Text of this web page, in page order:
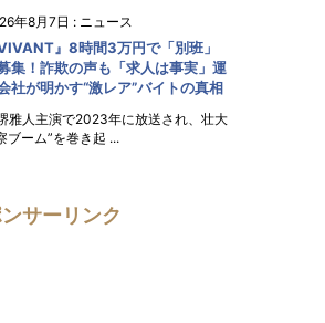
年8月7日 : ニュース
VIVANT』8時間3万円で「別班」
集！詐欺の声も「求人は事実」運
社が明かす“激レア”バイトの真相
雅人主演で2023年に放送され、壮大
ブーム”を巻き起 ...
サーリンク